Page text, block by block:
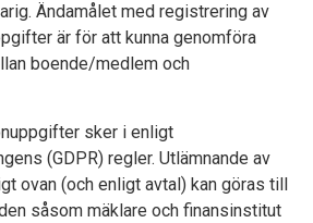
Ändamålet med registrering av
är för att kunna genomföra
boende/medlem och
sker i enligt
(GDPR) regler. Utlämnande av
ovan (och enligt avtal) kan göras till
såsom mäklare och finansinstitut